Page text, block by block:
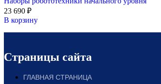
23 690 ₽
В корзину
Страницы сайта
ГЛАВНАЯ СТРАНИЦА